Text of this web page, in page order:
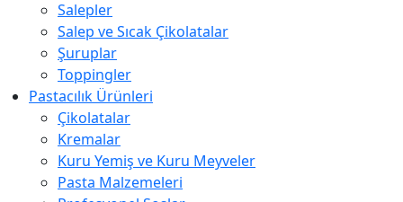
Salepler
Salep ve Sıcak Çikolatalar
Şuruplar
Toppingler
Pastacılık Ürünleri
Çikolatalar
Kremalar
Kuru Yemiş ve Kuru Meyveler
Pasta Malzemeleri